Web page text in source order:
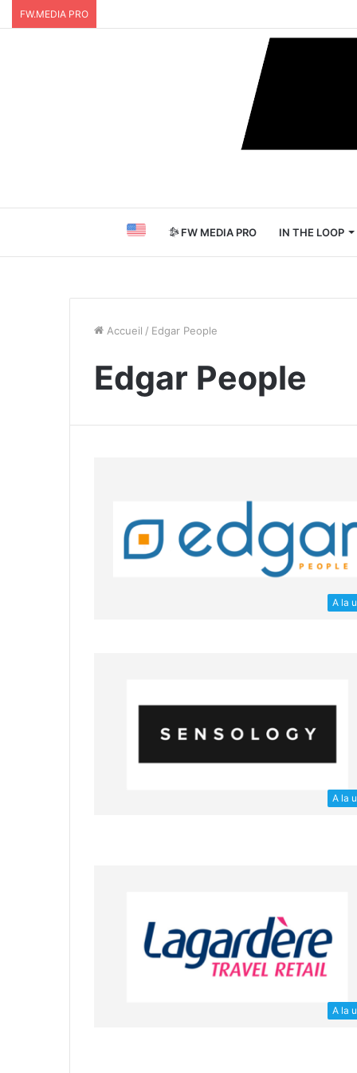
FW.MEDIA PRO
FW MEDIA PRO IN THE LOOP
Accueil / Edgar People
Edgar People
A la
A la
A la